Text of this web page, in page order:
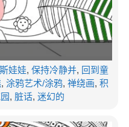
娃娃, 保持冷静并, 回到童
, 涂鸦艺术/涂鸦, 禅绕画, 积
, 脏话, 迷幻的